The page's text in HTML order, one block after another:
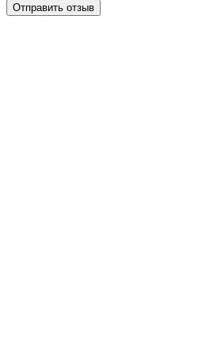
Отправить отзыв